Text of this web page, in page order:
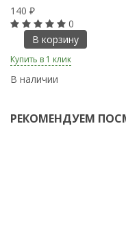
140 ₽
0
В корзину
Купить в 1 клик
В наличии
РЕКОМЕНДУЕМ